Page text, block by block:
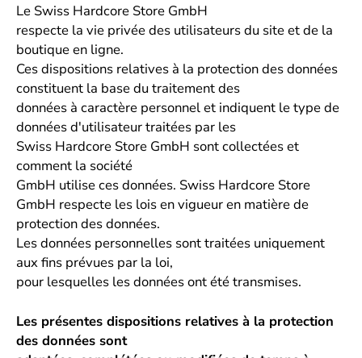
Le Swiss Hardcore Store GmbH
respecte la vie privée des utilisateurs du site et de la
boutique en ligne.
Ces dispositions relatives à la protection des données
constituent la base du traitement des
données à caractère personnel et indiquent le type de
données d'utilisateur traitées par les
Swiss Hardcore Store GmbH sont collectées et
comment la société
GmbH utilise ces données. Swiss Hardcore Store
GmbH respecte les lois en vigueur en matière de
protection des données.
Les données personnelles sont traitées uniquement
aux fins prévues par la loi,
pour lesquelles les données ont été transmises.
Les présentes dispositions relatives à la protection
des données sont